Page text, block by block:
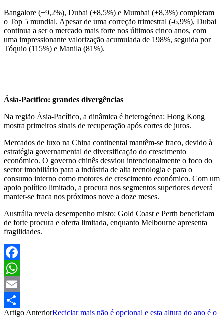
Bangalore (+9,2%), Dubai (+8,5%) e Mumbai (+8,3%) completam
o Top 5 mundial. Apesar de uma correção trimestral (-6,9%), Dubai
continua a ser o mercado mais forte nos últimos cinco anos, com
uma impressionante valorização acumulada de 198%, seguida por
Tóquio (115%) e Manila (81%).
Ásia-Pacífico: grandes divergências
Na região Ásia-Pacífico, a dinâmica é heterogénea: Hong Kong
mostra primeiros sinais de recuperação após cortes de juros.
Mercados de luxo na China continental mantêm-se fraco, devido à
estratégia governamental de diversificação do crescimento
económico. O governo chinês desviou intencionalmente o foco do
sector imobiliário para a indústria de alta tecnologia e para o
consumo interno como motores de crescimento económico. Com um
apoio político limitado, a procura nos segmentos superiores deverá
manter-se fraca nos próximos nove a doze meses.
Austrália revela desempenho misto: Gold Coast e Perth beneficiam
de forte procura e oferta limitada, enquanto Melbourne apresenta
fragilidades.
Facebook
WhatsApp
Email
Partilhar
Artigo AnteriorReciclar mais não é opcional e esta altura do ano é o